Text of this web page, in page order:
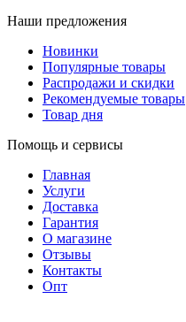
Наши предложения
Новинки
Популярные товары
Распродажи и скидки
Рекомендуемые товары
Товар дня
Помощь и сервисы
Главная
Услуги
Доставка
Гарантия
О магазине
Отзывы
Контакты
Опт